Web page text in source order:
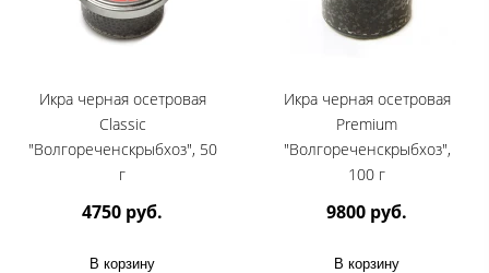
Икра черная осетровая
Classic
"Волгореченскрыбхоз", 50
г
4750 руб.
В корзину
Икра черная осетровая
Premium
"Волгореченскрыбхоз",
100 г
9800 руб.
В корзину